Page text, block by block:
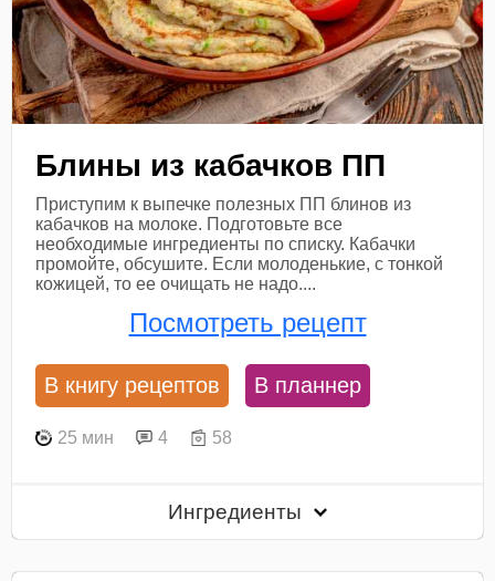
Блины из кабачков ПП
Приступим к выпечке полезных ПП блинов из
кабачков на молоке. Подготовьте все
необходимые ингредиенты по списку. Кабачки
промойте, обсушите. Если молоденькие, с тонкой
кожицей, то ее очищать не надо....
Посмотреть рецепт
В книгу рецептов В планнер
25 мин 4 58
Ингредиенты